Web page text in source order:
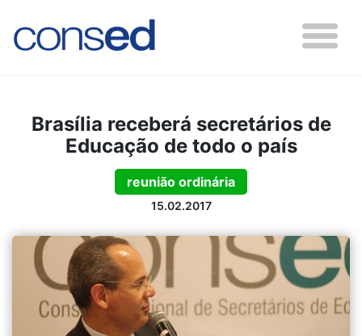
Brasília receberá secretários de
Educação de todo o país
reunião ordinária
15.02.2017